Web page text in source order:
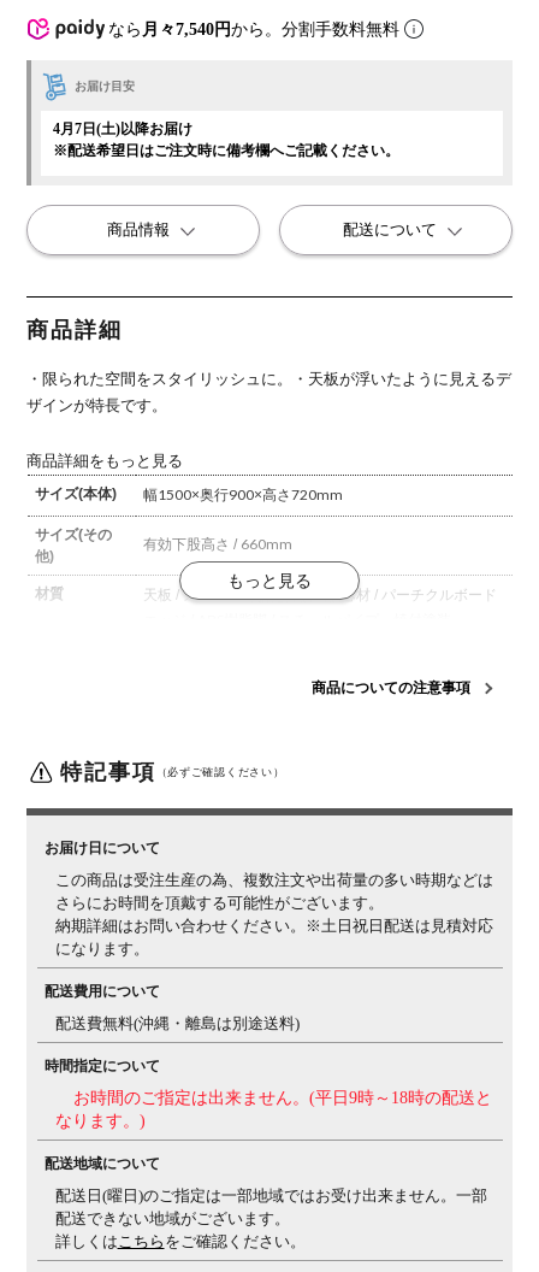
商品詳細
・限られた空間をスタイリッシュに。
・天板が浮いたように見えるデ
ザインが特長です。
商品詳細をもっと見る
サイズ(本体)
幅1500×奥行900×高さ720mm
サイズ(その
他)
有効下股高さ / 660mm
材質 天板 / メラミン樹脂化粧板
天板芯材 / パーチクルボード
行55×高さ55mm
包4 / 幅235×奥行210×高さ90mm梱包5 / 幅740×奥行
120×高さ85mm
梱包重量
組み立て 現地組立品 ※お客様組み立て不要(現地にて業者が組み
立て作業を行います)
商品についての注意事項
特記事項 （必ずご確認ください）
お届け日について
この商品は受注生産の為、複数注文や出荷量の多い時期などは
さらにお時間を頂戴する可能性がございます。
納期詳細はお問い合わせください。※土日祝日配送は見積対応
になります。
配送費用について
配送費無料(沖縄・離島は別途送料)
時間指定について
お時間のご指定は出来ません。(平日9時～18時の配送と
なります。)
配送地域について
配送日(曜日)のご指定は一部地域ではお受け出来ません。一部
配送できない地域がございます。
詳しくは こちら をご確認ください。
なら 月々7,540円から。分割手数料無料
お届け目安
4月7日(土)以降お届け
※配送希望日はご注文時に備考欄へご記載ください。
商品情報 配送について